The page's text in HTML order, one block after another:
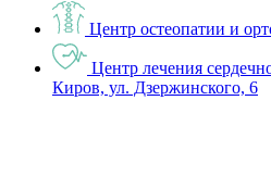
Центр остеопатии и
Центр лечения
Киров, ул. Дзержинского, 6